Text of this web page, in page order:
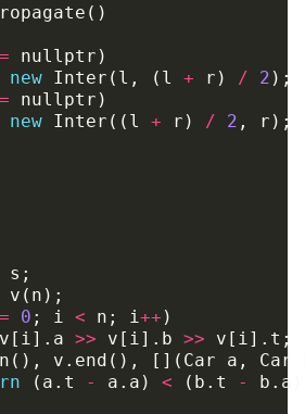
()
nullptr )
new Inter ( l , ( l + r ) / 2 );
nullptr )
new Inter (( l + r ) / 2 , r );
s ;
v ( n );
= 0 ; i < n ; i++ )
v [ i]. a >> v [ i]. b >> v [ i]. t ;
(), v . end (), []( Car a , Car
( a . t - a . a ) < ( b . t - b . a